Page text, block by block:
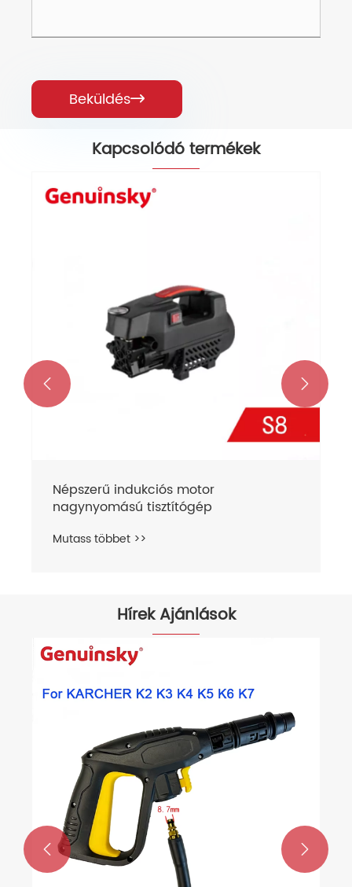
Beküldés
Kapcsolódó termékek
Népszerű indukciós motor
nagynyomású tisztítógép
Mutass többet >>
 
Hírek Ajánlások
 